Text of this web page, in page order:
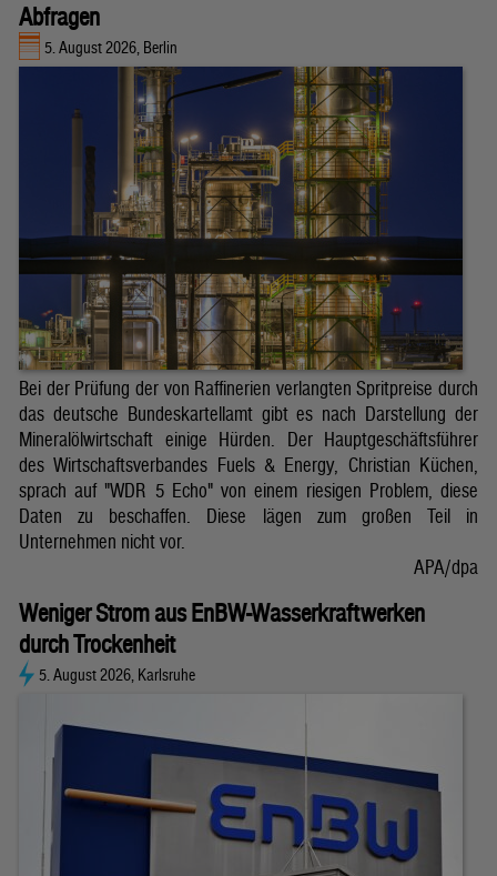
Abfragen
5. August 2026, Berlin
Bei der Prüfung der von Raffinerien verlangten Spritpreise durch
das deutsche Bundeskartellamt gibt es nach Darstellung der
Mineralölwirtschaft einige Hürden. Der Hauptgeschäftsführer
des Wirtschaftsverbandes Fuels & Energy, Christian Küchen,
sprach auf "WDR 5 Echo" von einem riesigen Problem, diese
Daten zu beschaffen. Diese lägen zum großen Teil in
Unternehmen nicht vor.
APA/dpa
Weniger Strom aus EnBW-Wasserkraftwerken
durch Trockenheit
5. August 2026, Karlsruhe